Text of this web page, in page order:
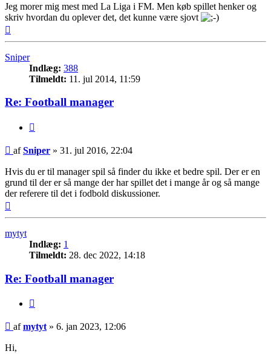
Jeg morer mig mest med La Liga i FM. Men køb spillet henker og
skriv hvordan du oplever det, det kunne være sjovt
Sniper
Indlæg: 388
Tilmeldt: 11. jul 2014, 11:59
Re: Football manager
Indlæg
afSniper » 31. jul 2016, 22:04
Hvis du er til manager spil så finder du ikke et bedre spil. Der er en
grund til der er så mange der har spillet det i mange år og så mange
der referere til det i fodbold diskussioner.
mytyt
Indlæg: 1
Tilmeldt: 28. dec 2022, 14:18
Re: Football manager
Indlæg
afmytyt » 6. jan 2023, 12:06
Hi,